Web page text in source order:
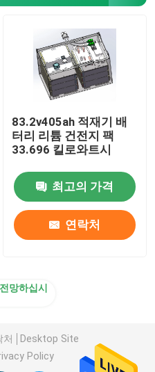
83.2v405ah 적재기 배
터리 리튬 건전지 팩
33.696 킬로와트시
최고의 가격
연락처
망하십시
처
Desktop Site
Policy